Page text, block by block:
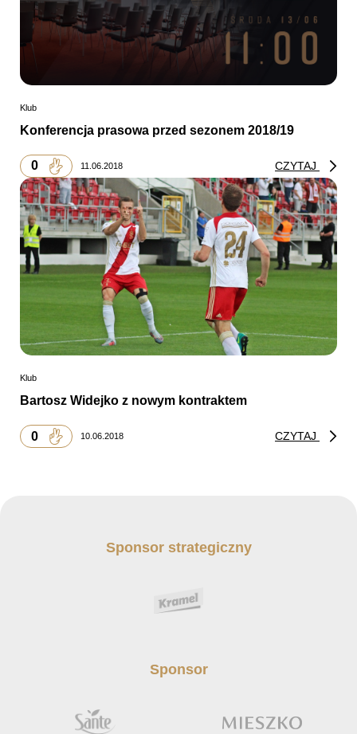
Klub
Konferencja prasowa przed sezonem 2018/19
0 11.06.2018 CZYTAJ
Klub
Bartosz Widejko z nowym kontraktem
0 10.06.2018 CZYTAJ
Sponsor strategiczny
Sponsor